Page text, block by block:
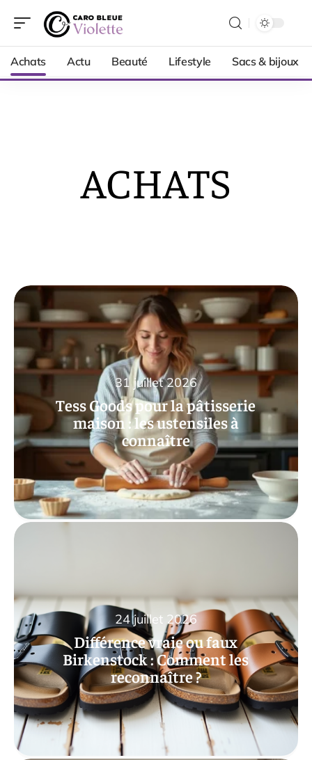
Achats Actu Beauté Lifestyle Sacs & bijoux
ACHATS
Tess Goods pour la pâtisserie
maison : les ustensiles à
connaître
31 juillet 2026
Différence vraie ou faux
Birkenstock : Comment les
reconnaître ?
24 juillet 2026